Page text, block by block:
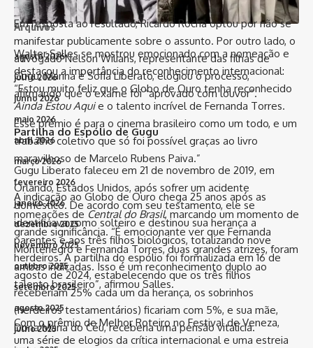
Walter Salles se mostrou emocionado com a nomeação e
destacou a importância do reconhecimento internacional:
“Estou muito feliz que o Globo de Ouro tenha reconhecido
Ainda Estou Aquie o talento incrível de Fernanda Torres.
Esse prêmio é para o cinema brasileiro como um todo, e um
trabalho coletivo que só foi possível graças ao livro
maravilhoso de Marcelo Rubens Paiva.”
A indicação ao Globo de Ouro chega 25 anos após as
nomeações de Central do Brasil, marcando um momento de
grande significância. “É emocionante ver que Fernanda
Montenegro e Fernanda Torres, duas grandes atrizes, foram
ambas indicadas. Isso é um reconhecimento duplo ao
talento brasileiro”, afirmou Salles.
Com o prêmio de Melhor Roteiro no Festival de Veneza,
uma série de elogios da crítica internacional e uma estreia
Em resposta ao resultado, Ricardo Rocha optou por não se
manifestar publicamente sobre o assunto. Por outro lado, o
advogado Nelson Wilians, representante das filhas de
Gugu, Marina e Sofia Liberato, elogiou o processo,
afirmando que o exame foi “aprovado com louvor”.
Partilha do Espólio de Gugu
Gugu Liberato faleceu em 21 de novembro de 2019, em
Orlando, Estados Unidos, após sofrer um acidente
doméstico. De acordo com seu testamento, ele se
identificava como solteiro e destinou sua herança a
parentes e aos três filhos biológicos, totalizando nove
herdeiros. A partilha do espólio foi formalizada em 16 de
agosto de 2024, estabelecendo que os três filhos
receberiam 25% cada um da herança, os sobrinhos
(herdeiros testamentários) ficariam com 5%, e sua mãe,
Dona Maria do Céu, receberia uma pensão vitalícia.
Arquivos
agosto 2026
julho 2026
junho 2026
maio 2026
abril 2026
março 2026
fevereiro 2026
janeiro 2026
dezembro 2025
novembro 2025
outubro 2025
setembro 2025
agosto 2025
julho 2025